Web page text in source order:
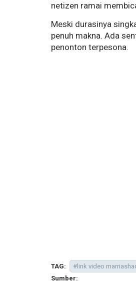
netizen ramai
Meski durasinya
penuh makna. Ada
penonton terpesona.
TAG:
#link video
Sumber: